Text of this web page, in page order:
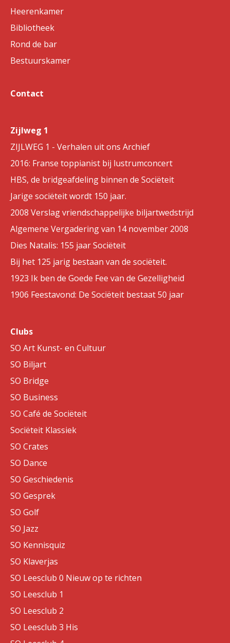
Heerenkamer
Bibliotheek
Rond de bar
Bestuurskamer
Contact
Zijlweg 1
ZIJLWEG 1 - Verhalen uit ons Archief
2016: Franse toppianist bij lustrumconcert
HBS, de bridgeafdeling binnen de Sociëteit
Jarige sociëteit wordt 150 jaar.
2008 Verslag vriendschappelijke biljartwedstrijd
Algemene Vergadering van 14 november 2008
Dies Natalis: 155 jaar Sociëteit
Bij het 125 jarig bestaan van de sociëteit.
1923 Ik ben de Goede Fee van de Gezelligheid
1906 Feestavond: De Sociëteit bestaat 50 jaar
Clubs
SO Art Kunst- en Cultuur
SO Biljart
SO Bridge
SO Business
SO Café de Sociëteit
Sociëteit Klassiek
SO Crates
SO Dance
SO Geschiedenis
SO Gesprek
SO Golf
SO Jazz
SO Kennisquiz
SO Klaverjas
SO Leesclub 0 Nieuw op te richten
SO Leesclub 1
SO Leesclub 2
SO Leesclub 3 His